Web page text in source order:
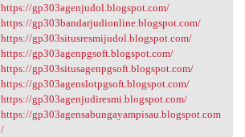
https://gp303agenjudol.blogspot.com/
https://gp303bandarjudionline.blogspot.com/
https://gp303situsresmijudol.blogspot.com/
https://gp303agenpgsoft.blogspot.com/
https://gp303situsagenpgsoft.blogspot.com/
https://gp303agenslotpgsoft.blogspot.com/
https://gp303agenjudiresmi.blogspot.com/
https://gp303agensabungayampisau.blogspot.com
/